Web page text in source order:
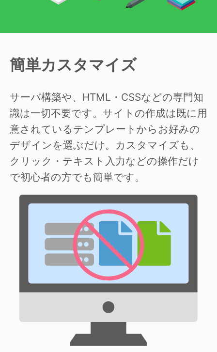
簡単カスタマイズ
サーバ構築や、HTML・CSSなどの専門知
識は一切不要です。サイトの作成は既に用
意されているテンプレートからお好みの
デザインを選ぶだけ。カスタマイズも、
クリック・テキスト入力などの操作だけ
で初心者の方でも簡単です。